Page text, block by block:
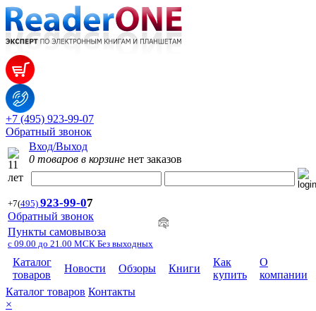
+7 (495) 923-99-07
Обратный звонок
Вход/Выход
0 товаров в корзине нет заказов
+7(495) 923-99-07
Обратный звонок
Пункты самовывоза
с 09.00 до 21.00 МСК Без выходных
Каталог
товаров
Новости Обзоры Книги
Как
купить
О
компании
Каталог товаров Контакты
×